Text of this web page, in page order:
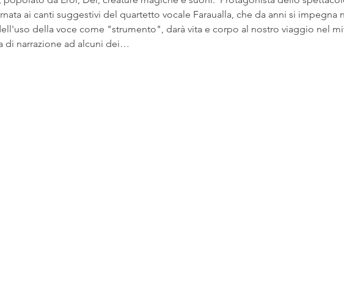
ai canti suggestivi del quartetto vocale Faraualla, che da anni si impegna
della voce come "strumento", darà vita e corpo al nostro viaggio nel
di narrazione ad alcuni dei…